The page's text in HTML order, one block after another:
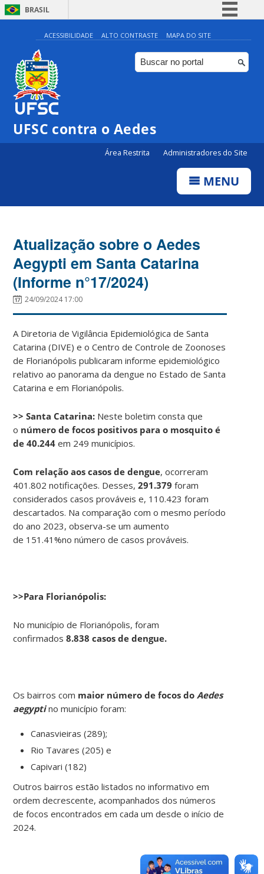
BRASIL
Simplifique!
Comunica BR
Participe
ACESSIBILIDADE ALTO CONTRASTE MAPA DO SITE
UFSC contra o Aedes
Área Restrita Administradores do Site
MENU
Atualização sobre o Aedes
Aegypti em Santa Catarina
(Informe n°17/2024)
24/09/2024 17:00
A Diretoria de Vigilância Epidemiológica de Santa
Catarina (DIVE) e o Centro de Controle de Zoonoses
de Florianópolis publicaram informe epidemiológico
relativo ao panorama da dengue no Estado de Santa
Catarina e em Florianópolis.
>> Santa Catarina: Neste boletim consta que
o número de focos positivos para o mosquito é
de 40.244em 249 municípios.
Com relação aos casos de dengue, ocorreram
401.802 notificações. Desses,291.379 foram
considerados casos prováveis e, 110.423 foram
descartados. Na comparação com o mesmo período
do ano 2023, observa-se um aumento
de 151.41%no número de casos prováveis.
>>Para Florianópolis:
No município de Florianópolis, foram
confirmados8.838 casos de dengue.
Os bairros com maior número de focos doAedes
aegyptino município foram:
Canasvieiras (289);
Rio Tavares (205) e
Capivari (182)
Outros bairros estão listados no informativo em
ordem decrescente, acompanhados dos números
de focos encontrados em cada um desde o início de
2024.